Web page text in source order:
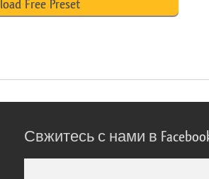
Free Preset
Свжитесь с нами в